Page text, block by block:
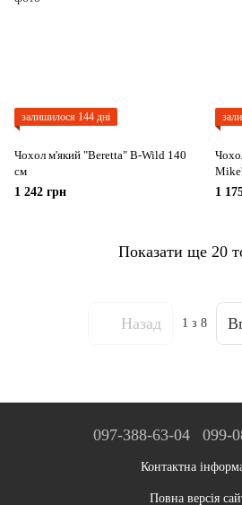
залишилося 144 дні
Чохол м'який "Beretta" B-Wild 140
см
1 242 грн
1
Показати ще 20
Назад 1 з 8
097-388-63-04 099-
Контактна
Повна версія